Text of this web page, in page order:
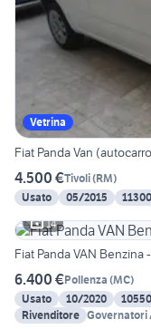
Vetrina
Fiat Panda Van
4.500 €Tivoli(RM)
Usato
05/2015
14
Fiat Panda VAN Benzina
6.400 €Pollenza (MC)
Usato
10/2020
Rivenditore Governatori